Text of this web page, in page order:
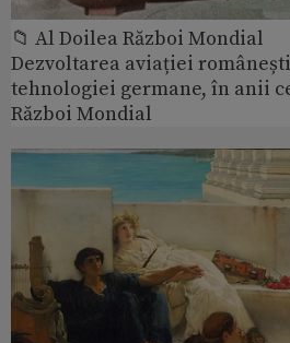
📁 Al Doilea Război Mondial
Dezvoltarea aviației
tehnologiei germane, în anii
Război Mondial